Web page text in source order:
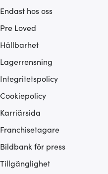
Endast hos oss
Pre Loved
Hållbarhet
Lagerrensning
Integritetspolicy
Cookiepolicy
Karriärsida
Franchisetagare
Bildbank för press
Tillgänglighet